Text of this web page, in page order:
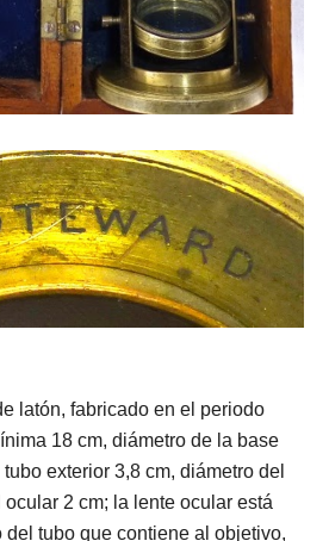
latón, fabricado en el periodo
18 cm, diámetro de la base
exterior 3,8 cm, diámetro del
2 cm; la lente ocular está
del tubo que contiene al objetivo,